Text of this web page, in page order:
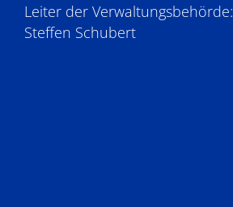
Leiter der Verwaltungsbehörde:
Steffen Schubert